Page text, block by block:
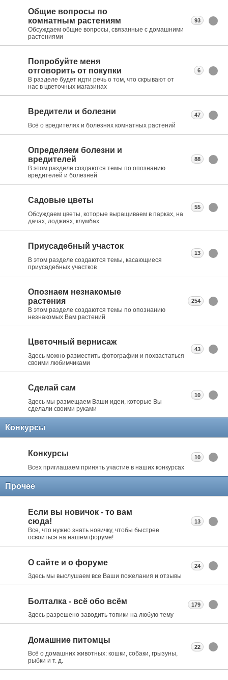
Общие вопросы по
комнатным растениям
Обсуждаем общие вопросы, связанные с домашними
растениями
93
Попробуйте меня
отговорить от покупки
В разделе будет идти речь о том, что скрывают от
нас в цветочных магазинах
6
Вредители и болезни
Всё о вредителях и болезнях комнатных растений
47
Определяем болезни и
вредителей
В этом разделе создаются темы по опознанию
вредителей и болезней
88
Садовые цветы
Обсуждаем цветы, которые выращиваем в парках, на
дачах, лоджиях, клумбах
55
Приусадебный участок
В этом разделе создаются темы, касающиеся
приусадебных участков
13
Опознаем незнакомые
растения
В этом разделе создаются темы по опознанию
незнакомых Вам растений
254
Цветочный вернисаж
Здесь можно разместить фотографии и похвастаться
своими любимчиками
43
Сделай сам
Здесь мы размещаем Ваши идеи, которые Вы
сделали своими руками
10
Конкурсы
Конкурсы
Всех приглашаем принять участие в наших конкурсах
10
Прочее
Если вы новичок - то вам
сюда!
Все, что нужно знать новичку, чтобы быстрее
освоиться на нашем форуме!
13
О сайте и о форуме
Здесь мы выслушаем все Ваши пожелания и отзывы
24
Болталка - всё обо всём
Здесь разрешено заводить топики на любую тему
179
Домашние питомцы
Всё о домашних животных: кошки, собаки, грызуны,
рыбки и т. д.
22